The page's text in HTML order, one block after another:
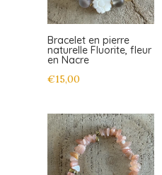
Bracelet en pierre
naturelle Fluorite, fleur
en Nacre
€15,00